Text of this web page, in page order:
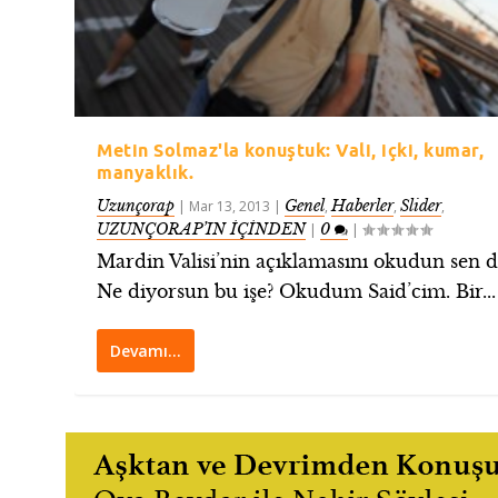
Metin Solmaz'la konuştuk: Vali, içki, kumar,
manyaklık.
Uzunçorap | Mar 13, 2013 | Genel,Haberler,Slider,
UZUNÇORAP’IN İÇİNDEN| 0 |
Mardin Valisi’nin açıklamasını okudun sen
Ne diyorsun bu işe? Okudum Said’cim. Bir...
Devamı…